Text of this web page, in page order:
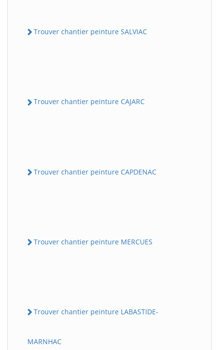
Trouver chantier peinture SALVIAC
Trouver chantier peinture CAJARC
Trouver chantier peinture CAPDENAC
Trouver chantier peinture MERCUES
Trouver chantier peinture LABASTIDE-
MARNHAC